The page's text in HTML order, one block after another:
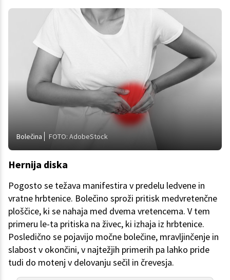
Bolečina FOTO: AdobeStock
Hernija diska
Pogosto se težava manifestira v predelu ledvene in
vratne hrbtenice. Bolečino sproži pritisk medvretenčne
ploščice, ki se nahaja med dvema vretencema. V tem
primeru le-ta pritiska na živec, ki izhaja iz hrbtenice.
Posledično se pojavijo močne bolečine, mravljinčenje in
slabost v okončini, v najtežjih primerih pa lahko pride
tudi do motenj v delovanju sečil in črevesja.